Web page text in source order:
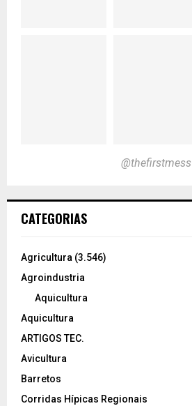
@thefirstmess
CATEGORIAS
Agricultura (3.546)
Agroindustria
Aquicultura
Aquicultura
ARTIGOS TEC.
Avicultura
Barretos
Corridas Hípicas Regionais